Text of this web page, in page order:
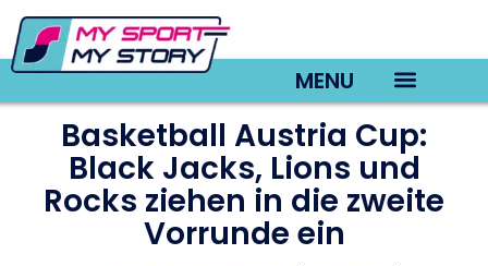
MENU
Basketball Austria Cup:
Black Jacks, Lions und
Rocks ziehen in die zweite
Vorrunde ein